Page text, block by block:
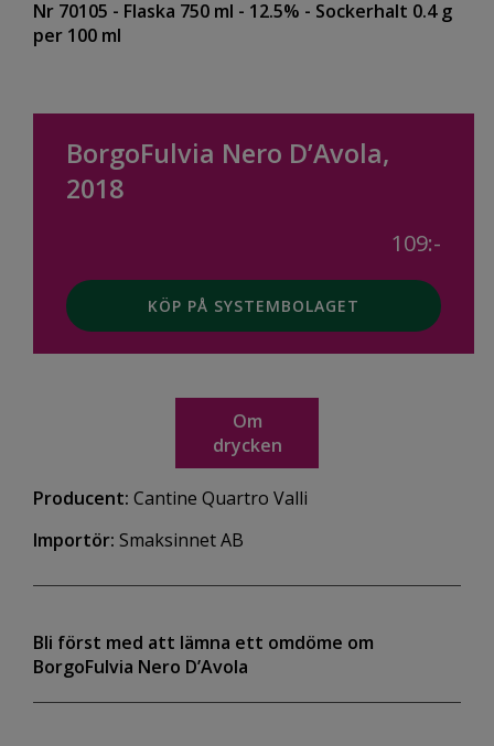
Nr 70105 - Flaska 750 ml - 12.5% - Sockerhalt 0.4 g
per 100 ml
BorgoFulvia Nero D’Avola,
2018
109:-
KÖP PÅ SYSTEMBOLAGET
Om
drycken
Producent: Cantine Quartro Valli
Importör: Smaksinnet AB
Bli först med att lämna ett omdöme om
BorgoFulvia Nero D’Avola